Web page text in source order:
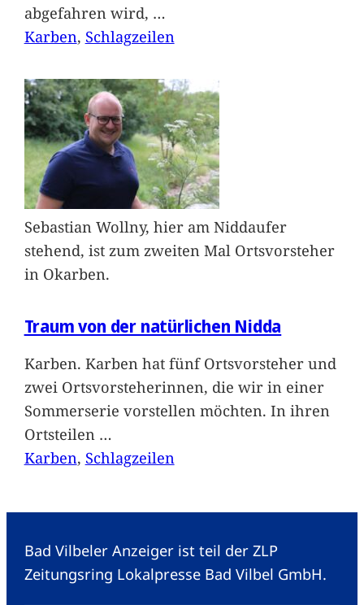
abgefahren wird, …
Karben, Schlagzeilen
Sebastian Wollny, hier am Niddaufer
stehend, ist zum zweiten Mal Ortsvorsteher
in Okarben.
Traum von der natürlichen Nidda
Karben. Karben hat fünf Ortsvorsteher und
zwei Ortsvorsteherinnen, die wir in einer
Sommerserie vorstellen möchten. In ihren
Ortsteilen …
Karben, Schlagzeilen
Bad Vilbeler Anzeiger ist teil der ZLP
Zeitungsring Lokalpresse Bad Vilbel GmbH.